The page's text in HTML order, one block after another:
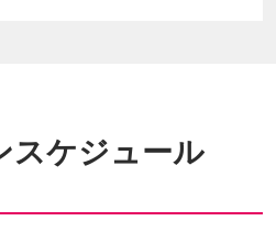
スケジュール